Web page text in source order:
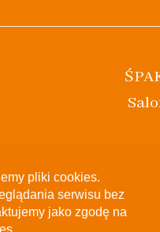
pliki cookies.
serwisu bez
jako zgodę na